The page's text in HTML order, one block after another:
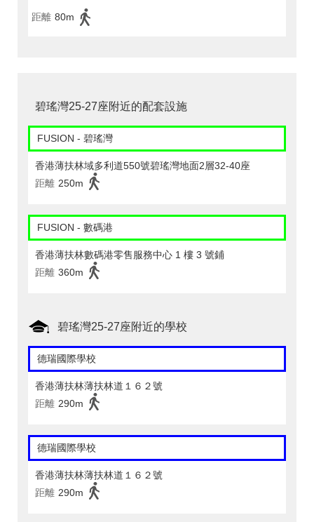
距離 80m
碧瑤灣25-27座附近的配套設施
FUSION - 碧瑤灣
香港薄扶林域多利道550號碧瑤灣地面2層32-40座
距離 250m
FUSION - 數碼港
香港薄扶林數碼港零售服務中心 1 樓 3 號鋪
距離 360m
碧瑤灣25-27座附近的學校
德瑞國際學校
香港薄扶林薄扶林道１６２號
距離 290m
德瑞國際學校
香港薄扶林薄扶林道１６２號
距離 290m